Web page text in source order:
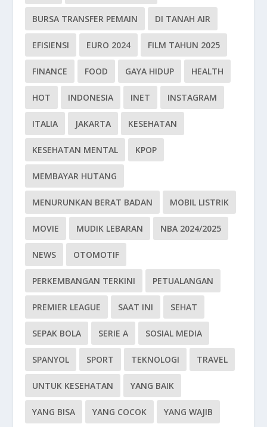
BURSA TRANSFER PEMAIN DI TANAH AIR
EFISIENSI EURO 2024 FILM TAHUN 2025
FINANCE FOOD GAYA HIDUP HEALTH
HOT INDONESIA INET INSTAGRAM
ITALIA JAKARTA KESEHATAN
KESEHATAN MENTAL KPOP
MEMBAYAR HUTANG
MENURUNKAN BERAT BADAN MOBIL LISTRIK
MOVIE MUDIK LEBARAN NBA 2024/2025
NEWS OTOMOTIF
PERKEMBANGAN TERKINI PETUALANGAN
PREMIER LEAGUE SAAT INI SEHAT
SEPAK BOLA SERIE A SOSIAL MEDIA
SPANYOL SPORT TEKNOLOGI TRAVEL
UNTUK KESEHATAN YANG BAIK
YANG BISA YANG COCOK YANG WAJIB